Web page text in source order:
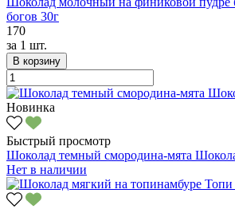
богов 30г
170
за 1 шт.
В корзину
Новинка
Быстрый просмотр
Шоколад темный смородина-мята
Нет в наличии